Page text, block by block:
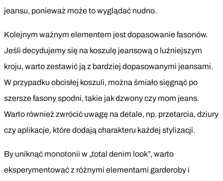
jeansu, ponieważ może to wyglądać nudno.
Kolejnym ważnym elementem jest dopasowanie fasonów.
Jeśli decydujemy się na koszulę jeansową o luźniejszym
kroju, warto zestawić ją z bardziej dopasowanymi jeansami.
W przypadku obcisłej koszuli, można śmiało sięgnąć po
szersze fasony spodni, takie jak dzwony czy mom jeans.
Warto również zwrócić uwagę na detale, np. przetarcia, dziury
czy aplikacje, które dodają charakteru każdej stylizacji.
By uniknąć monotonii w „total denim look”, warto
eksperymentować z różnymi elementami garderoby i